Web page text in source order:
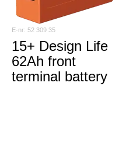
52 309 35
15+ Design Life
62Ah front
terminal battery